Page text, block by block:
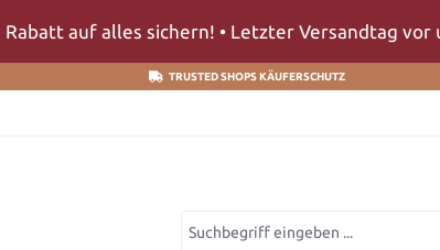
auf alles sichern! • Letzter Versandtag
TRUSTED SHOPS KÄUFERSCHUTZ